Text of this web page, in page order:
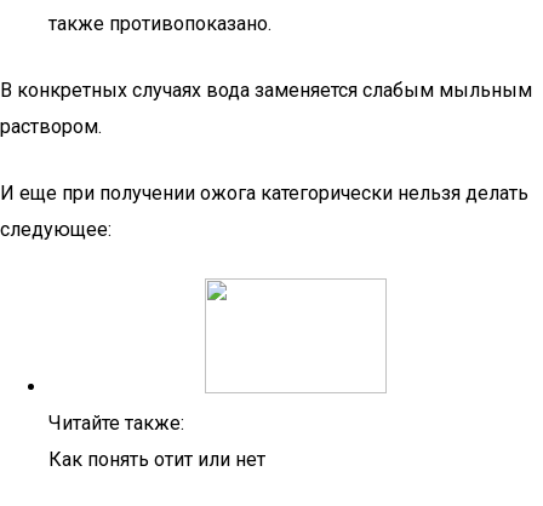
также противопоказано.
В конкретных случаях вода заменяется слабым мыльным
раствором.
И еще при получении ожога категорически нельзя делать
следующее:
Читайте также:
Как понять отит или нет